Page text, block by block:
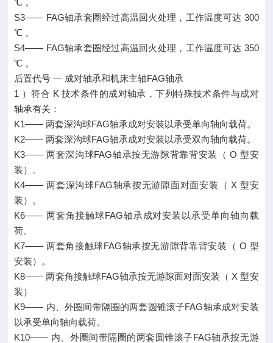
℃ 。
S3—— FAG轴承套圈经过高温回火处理，工作温度可达 300
℃ 。
S4—— FAG轴承套圈经过高温回火处理，工作温度可达 350
℃ 。
后置代号 — 成对轴承和机床主轴FAG轴承
1 ）符合 K 技术条件的成对轴承，下列特殊技术条件与成对
轴承有关：
K1—— 两套深沟球FAG轴承成对安装以承受单向轴向载荷。
K2—— 两套深沟球FAG轴承成对安装以承受双向轴向载荷。
K3—— 两套深沟球FAG轴承按无游隙背靠背安装（ O 型安
装）。
K4—— 两套深沟球FAG轴承按无游隙面对面安装（ X 型安
装）。
K6—— 两套角接触球FAG轴承成对安装以承受单向轴向载
荷。
K7—— 两套角接触球FAG轴承按无游隙背靠背安装（ O 型
安装）。
K8—— 两套角接触球FAG轴承按无游隙面对面安装（ X 型安
装）
K9—— 内、外圈间带隔圈的两套圆锥滚子FAG轴承成对安装
以承受单向轴向载荷。
K10—— 内、外圈间带隔圈的两套圆锥滚子FAG轴承按无游